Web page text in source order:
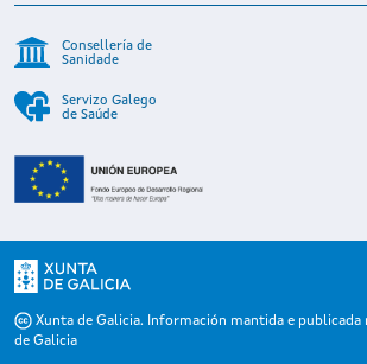
Consellería de
Sanidade
Servizo Galego
de Saúde
Xunta de Galicia. Información mantida e
de Galicia